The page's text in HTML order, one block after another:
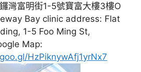
灣富明街1-5號寶富大樓3樓O
Bay clinic address: Flat
1-5 Foo Ming St,
Map:
HzPiknywAfj1yrNx7